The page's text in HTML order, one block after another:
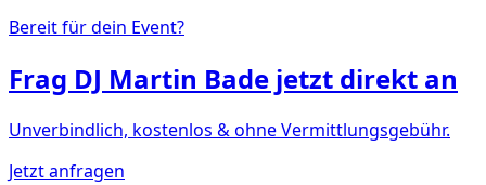
Bereit für dein Event?
Frag DJ Martin Bade jetzt direkt an
Unverbindlich, kostenlos & ohne Vermittlungsgebühr.
Jetzt anfragen